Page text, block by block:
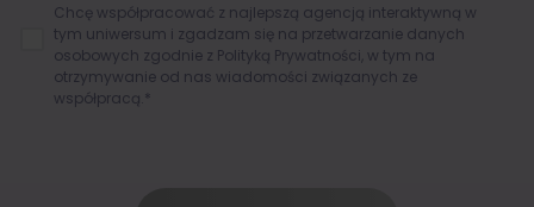
Chcę współpracować z najlepszą agencją interaktywną w
tym uniwersum i zgadzam się na przetwarzanie danych
osobowych zgodnie z Polityką Prywatności , w tym na
otrzymywanie od nas wiadomości związanych ze
współpracą.*